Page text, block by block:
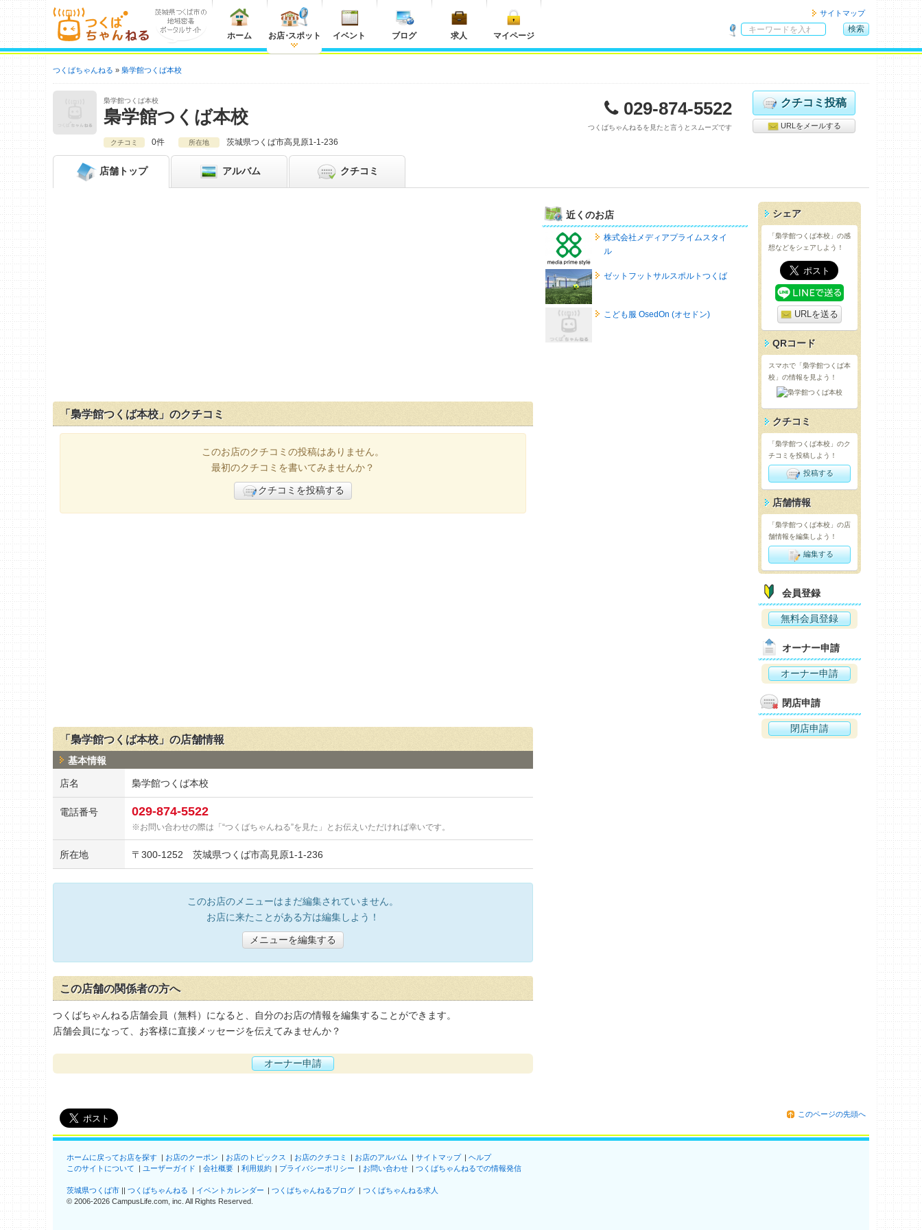
ホーム お店・スポット イベント ブログ 求人 マイページ
サイトマップ
内
索
検索
つくばちゃんねる 梟学館つくば本校
梟学館つくば本校
梟学館つくば本校 029-874-5522
つくばちゃんねるを見たと言うとスムーズです
クチコミ投稿
URLをメールする
クチコミ 0件 所在地 茨城県つくば市高見原1-1-236
店舗 トップ アルバム クチコミ
「梟学館つくば本校」のクチコミ
このお店のクチコミの投稿はありません。
最初のクチコミを書いてみませんか？
クチコミを投稿する
「梟学館つくば本校」の店舗情報
基本情報
店名 梟学館つくば本校
電話番号 029-874-5522
お問い合わせの際は「“つくばちゃんねる”を見た」とお伝えいただければ幸いです。
所在地 〒 300-1252 茨城県つくば市高見原1-1-236
このお店のメニューはまだ編集されていません。
お店に来たことがある方は編集しよう！
メニューを編集する
この店舗の関係者の方へ
つくばちゃんねる店舗会員（無料）になると、自分のお店の情報を編集することができます。
店舗会員になって、お客様に直接メッセージを伝えてみませんか？
オーナー申請
近くのお店
株式会社メディアプライムスタイ
ル
ゼットフットサルスポルトつくば
こども服 OsedOn (オセドン)
シェア
「梟学館つくば本校」の感
想などをシェアしよう！
URLを送る
QRコード
スマホで「梟学館つくば本
校」の情報を見よう！
クチコミ
「梟学館つくば本校」のク
チコミを投稿しよう！
投稿する
店舗情報
「梟学館つくば本校」の店
舗情報を編集しよう！
編集する
会員登録
無料会員登録
オーナー申請
オーナー申請
閉店申請
閉店申請
このページの先頭へ
ホームに戻ってお店を探す お店のクーポン お店のトピックス お店のクチコミ お店のアルバム サイトマップ
ヘルプ
このサイトについて
ユーザーガイド 会社概要 利用規約 プライバシーポリシー お問い合わせ つくばちゃんねるでの情報発信
茨城県つくば市 つくばちゃんねる イベントカレンダー つくばちゃんねるブログ
つくばちゃんねる求人
© 2006-2026 CampusLife.com, inc. All Rights Reserved